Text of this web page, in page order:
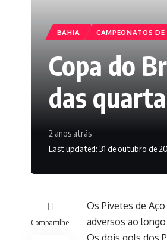
BAHIA CAMPEONATOS DE
Copa do
das
Last updated: 31 de outubro de
2 anos atrás
Compartilhe
Os Pivetes de
adversos ao